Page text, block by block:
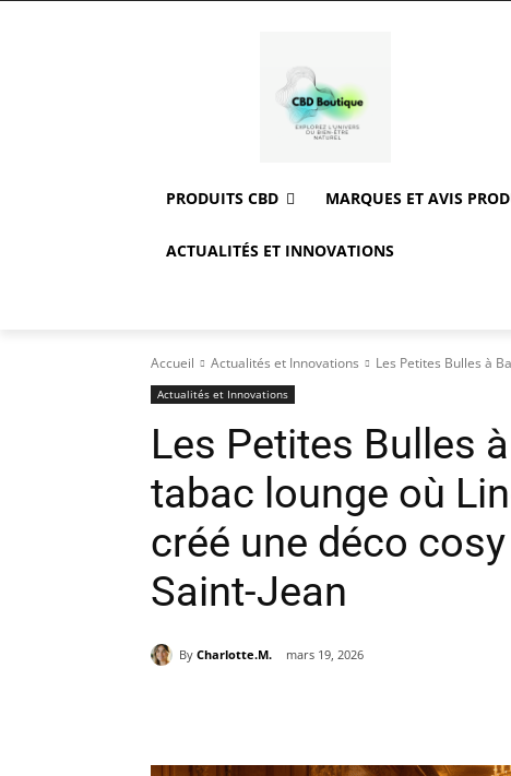
PRODUITS CBD MARQUES ET AVIS
ACTUALITÉS ET INNOVATIONS
Accueil Actualités et Innovations Les Petites Bulles à
Actualités et Innovations
Les Petites Bulles
tabac lounge où
créé une déco
Saint-Jean
By Charlotte.M. mars 19, 2026